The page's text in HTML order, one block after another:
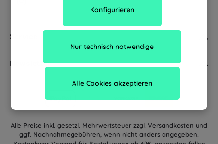
Service
Newsletter
Alle Preise inkl. gesetzl. Mehrwertsteuer zzgl. Versandkosten und
ggf. Nachnahmegebühren, wenn nicht anders angegeben.
Nur technisch notwendige
Konfigurieren
Alle Cookies akzeptieren